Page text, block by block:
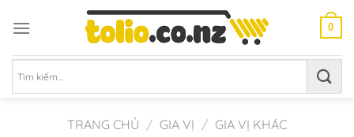
đến
0
kiếm:
TRANG CHỦ / GIA VỊ / GIA VỊ KHÁC